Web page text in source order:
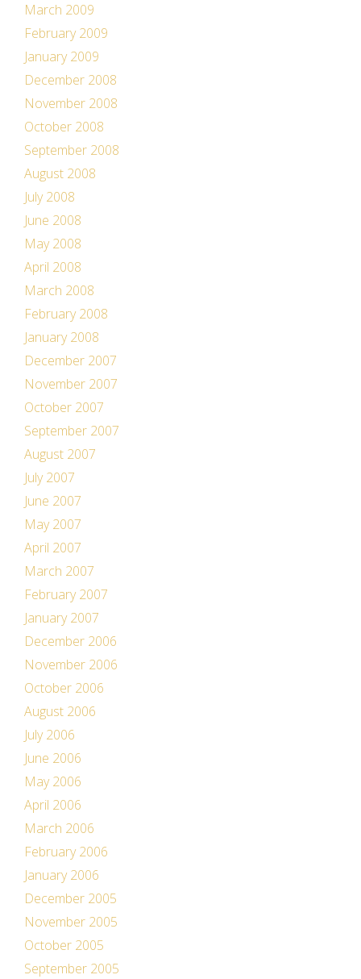
March 2009
February 2009
January 2009
December 2008
November 2008
October 2008
September 2008
August 2008
July 2008
June 2008
May 2008
April 2008
March 2008
February 2008
January 2008
December 2007
November 2007
October 2007
September 2007
August 2007
July 2007
June 2007
May 2007
April 2007
March 2007
February 2007
January 2007
December 2006
November 2006
October 2006
August 2006
July 2006
June 2006
May 2006
April 2006
March 2006
February 2006
January 2006
December 2005
November 2005
October 2005
September 2005